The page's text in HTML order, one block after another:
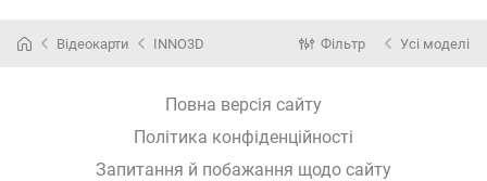
Відеокарти INNO3D Фільтр Усі моделі
Повна версія сайту
Політика конфіденційності
Запитання й побажання щодо сайту